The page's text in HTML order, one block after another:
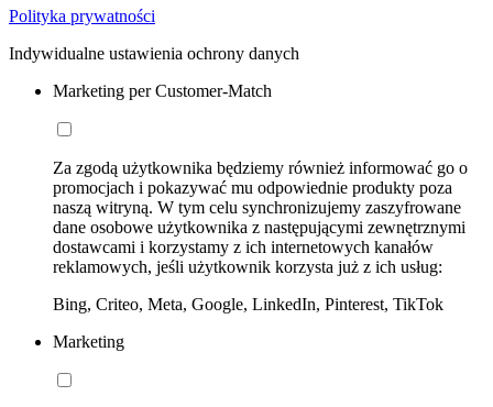
Polityka prywatności
Indywidualne ustawienia ochrony danych
Marketing per Customer-Match
Za zgodą użytkownika będziemy również informować go o
promocjach i pokazywać mu odpowiednie produkty poza
naszą witryną. W tym celu synchronizujemy zaszyfrowane
dane osobowe użytkownika z następującymi zewnętrznymi
dostawcami i korzystamy z ich internetowych kanałów
reklamowych, jeśli użytkownik korzysta już z ich usług:
Bing, Criteo, Meta, Google, LinkedIn, Pinterest, TikTok
Marketing